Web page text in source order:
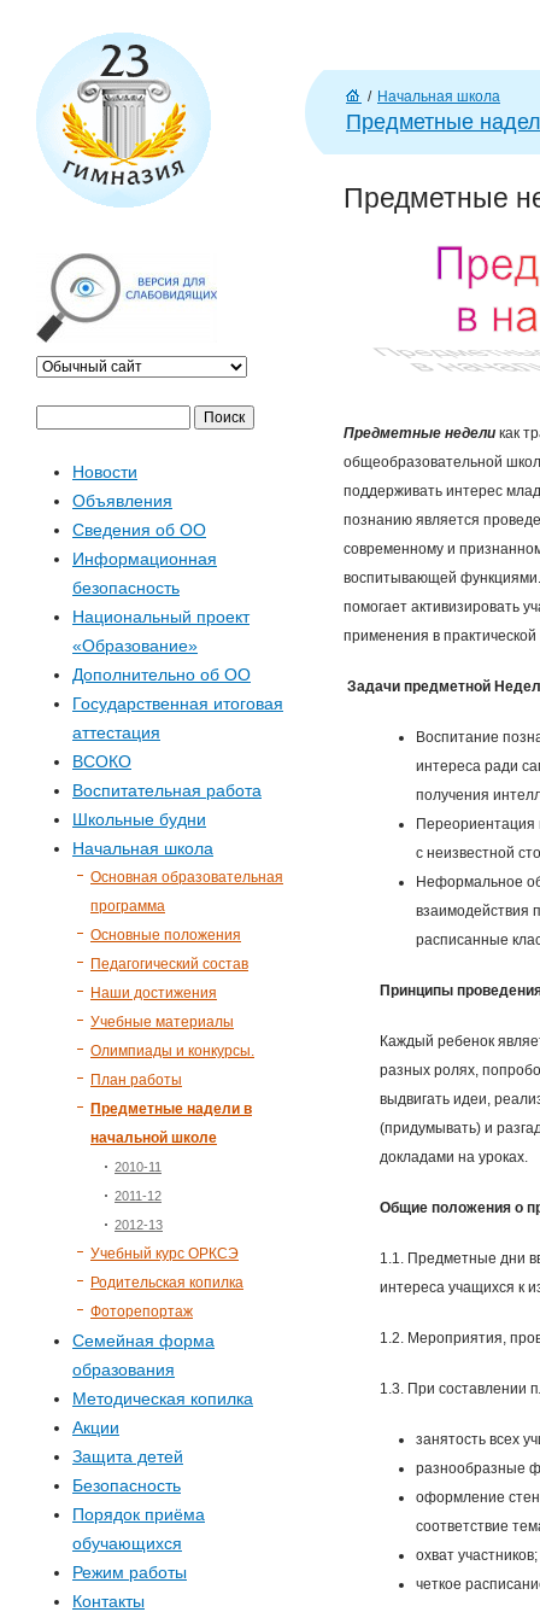
Г
л
н
/ Начальная школа
Предметные
Предметные
Предметные недели как
общеобразовательной
поддерживать интерес
познанию является
современному и
воспитывающей
помогает активизировать
применения в
Задачи предметной
Воспитание
интереса ради
получения
Переориентация
с неизвестной
Неформальное
взаимодействия
расписанные
Принципы
Каждый ребенок
разных ролях,
выдвигать идеи,
(придумывать) и
докладами на уроках.
Общие положения о
1.1. Предметные дни
интереса учащихся к
1.2. Мероприятия,
1.3. При составлении
занятость всех
разнообразные
оформление
соответствие
охват участников;
четкое
Ф
Новости
Объявления
Сведения об ОО
Информационная
безопасность
Национальный проект
«Образование»
Дополнительно об ОО
Государственная итоговая
аттестация
ВСОКО
Воспитательная работа
Школьные будни
Начальная школа
Основная образовательная
программа
Основные положения
Педагогический состав
Наши достижения
Учебные материалы
Олимпиады и конкурсы.
План работы
Предметные надели в
начальной школе
2010-11
2011-12
2012-13
Учебный курс ОРКСЭ
Родительская копилка
Фоторепортаж
Семейная форма
образования
Методическая копилка
Акции
Защита детей
Безопасность
Порядок приёма
обучающихся
Режим работы
Контакты